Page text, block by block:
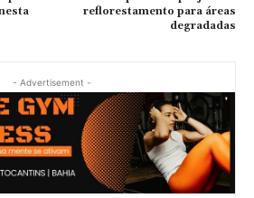
reflorestamento para áreas
degradadas
- Advertisement -